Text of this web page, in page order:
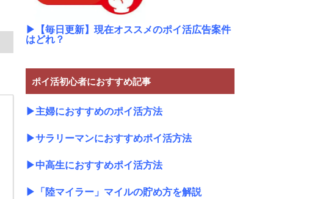
▶
【毎日更新】現在オススメのポイ活広告案件
はどれ？
ポイ活初心者におすすめ記事
▶主婦におすすめのポイ活方法
▶サラリーマンにおすすめポイ活方法
▶中高生におすすめポイ活方法
▶ 「陸マイラー」マイルの貯め方を解説